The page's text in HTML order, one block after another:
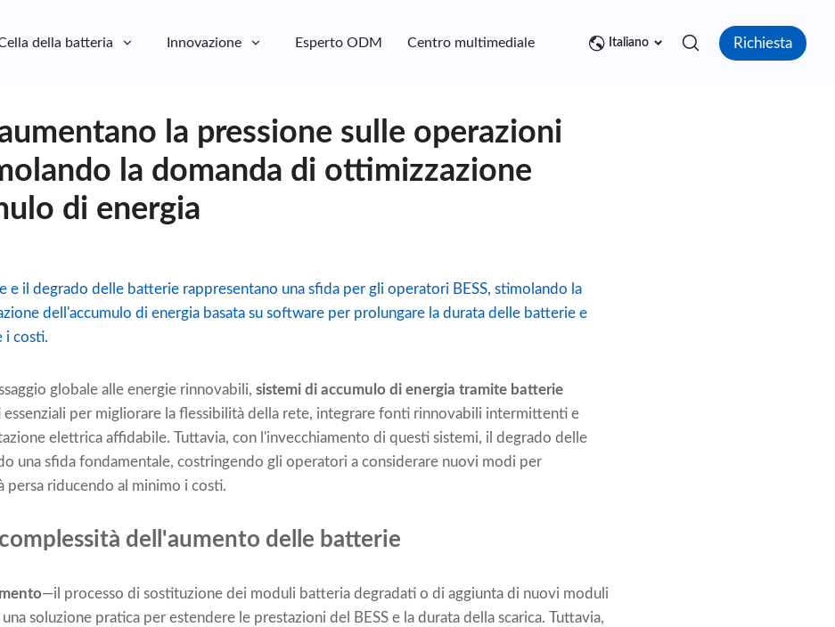
della batteria Innovazione Esperto ODM Centro multimediale Contatto
Italiano Richiesta
la pressione sulle operazioni
la domanda di ottimizzazione
di energia
e il degrado delle batterie rappresentano una sfida per gli operatori BESS, stimolando la
dell'accumulo di energia basata su software per prolungare la durata delle batterie e
i costi.
globale alle energie rinnovabili, sistemi di accumulo di energia tramite batterie
per migliorare la flessibilità della rete, integrare fonti rinnovabili intermittenti e
elettrica affidabile. Tuttavia, con l'invecchiamento di questi sistemi, il degrado delle
una sfida fondamentale, costringendo gli operatori a considerare nuovi modi per
persa riducendo al minimo i costi.
dell'aumento delle batterie
—il processo di sostituzione dei moduli batteria degradati o di aggiunta di nuovi moduli
soluzione pratica per estendere le prestazioni del BESS e la durata della scarica. Tuttavia,